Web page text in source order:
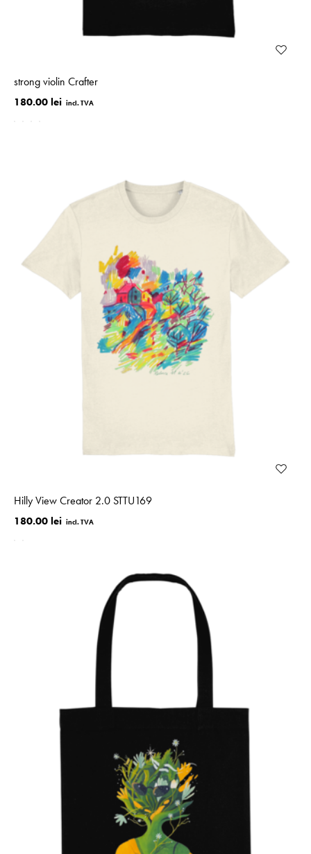
strong violin Crafter
180.00 lei
Hilly View Creator 2.0 STTU169
180.00 lei